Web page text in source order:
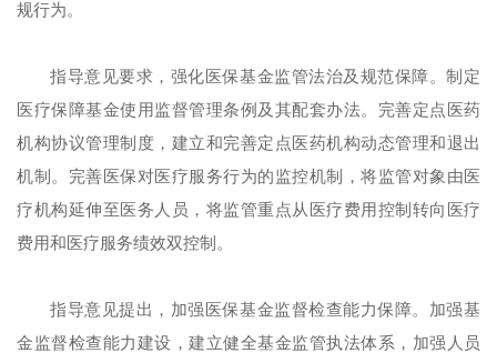
规行为。
指导意见要求，强化医保基金监管法治及规范保障。制定
医疗保障基金使用监督管理条例及其配套办法。完善定点医药
机构协议管理制度，建立和完善定点医药机构动态管理和退出
机制。完善医保对医疗服务行为的监控机制，将监管对象由医
疗机构延伸至医务人员，将监管重点从医疗费用控制转向医疗
费用和医疗服务绩效双控制。
指导意见提出，加强医保基金监督检查能力保障。加强基
金监督检查能力建设，建立健全基金监管执法体系，加强人员